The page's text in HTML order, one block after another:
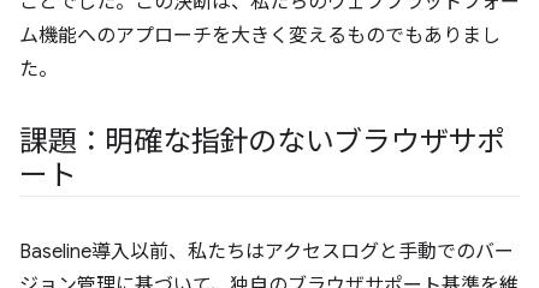
ム機能へのアプローチを大きく変えるものでもありまし
た。
課題：明確な指針のないブラウザサポ
ート
Baseline導入以前、私たちはアクセスログと手動でのバー